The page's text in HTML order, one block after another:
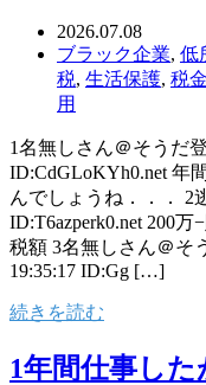
2026.07.08
ブラック企業, 低
税, 生活保護, 税金
用
1名無しさん＠そうだ
ID:CdGLoKYh0.net 年
んでしょうね．．． 2
ID:T6azperk0.net 200
税額 3名無しさん＠そ
19:35:17 ID:Gg […]
続きを読む
1年間仕事し